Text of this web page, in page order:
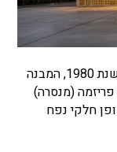
הבניין החדש ניבנה על יסודות מבנה קיים משנת 1980, המבנה
(מנסרה)
חלקי נפח